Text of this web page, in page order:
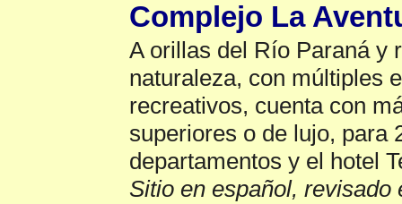
Complejo La
A orillas del Río Paraná y
naturaleza, con múltiples
recreativos, cuenta con
superiores o de lujo, para
departamentos y el hotel
Sitio en español, revisado